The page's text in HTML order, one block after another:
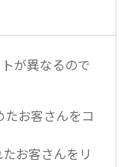
が異なるので
お客さんをコ
客さんをリ